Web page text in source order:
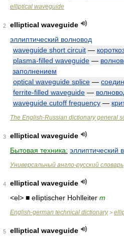
elliptical waveguide
2
elliptical waveguide
эллиптический волновод
waveguide short circuit —
plasma-filled waveguide —
заполнением
optical waveguide splice —
ferrite-filled waveguide —
waveguide cutoff frequency —
The English-Russian dictionary general
3
elliptical waveguide
Бытовая техника: эллиптический
Универсальный англо-русский словарь
4
elliptical waveguide
<el> ■ elliptischer Hohlleiter m
English-german technical dictionary>
5
elliptical waveguide